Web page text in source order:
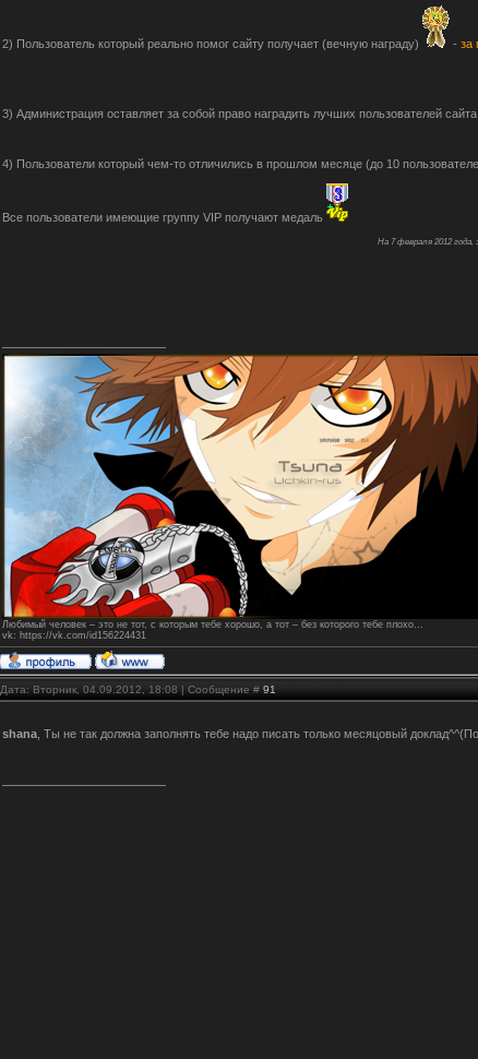
2) Пользователь который реально помог сайту получает (вечную награду) - за
3) Администрация оставляет за собой право наградить лучших пользователей
4) Пользователи который чем-то отличились в прошлом месяце (до 10
Все пользователи имеющие группу VIP получают медаль
На 7 февраля 2012 года,
Любимый человек – это не тот, с которым тебе хорошо, а тот – без которого тебе плохо…
vk: https://vk.com/id156224431
Дата: Вторник, 04.09.2012, 18:08 | Сообщение # 91
shana , Ты не так должна заполнять тебе надо писать только месяцовый